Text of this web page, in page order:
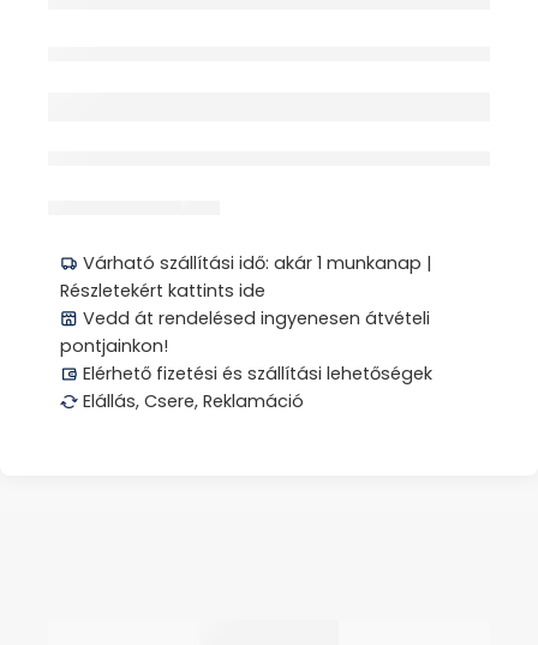
Várható szállítási idő: akár 1 munkanap |
Részletekért kattints ide
Vedd át rendelésed ingyenesen átvételi
pontjainkon!
Elérhető fizetési és szállítási lehetőségek
Elállás, Csere, Reklamáció